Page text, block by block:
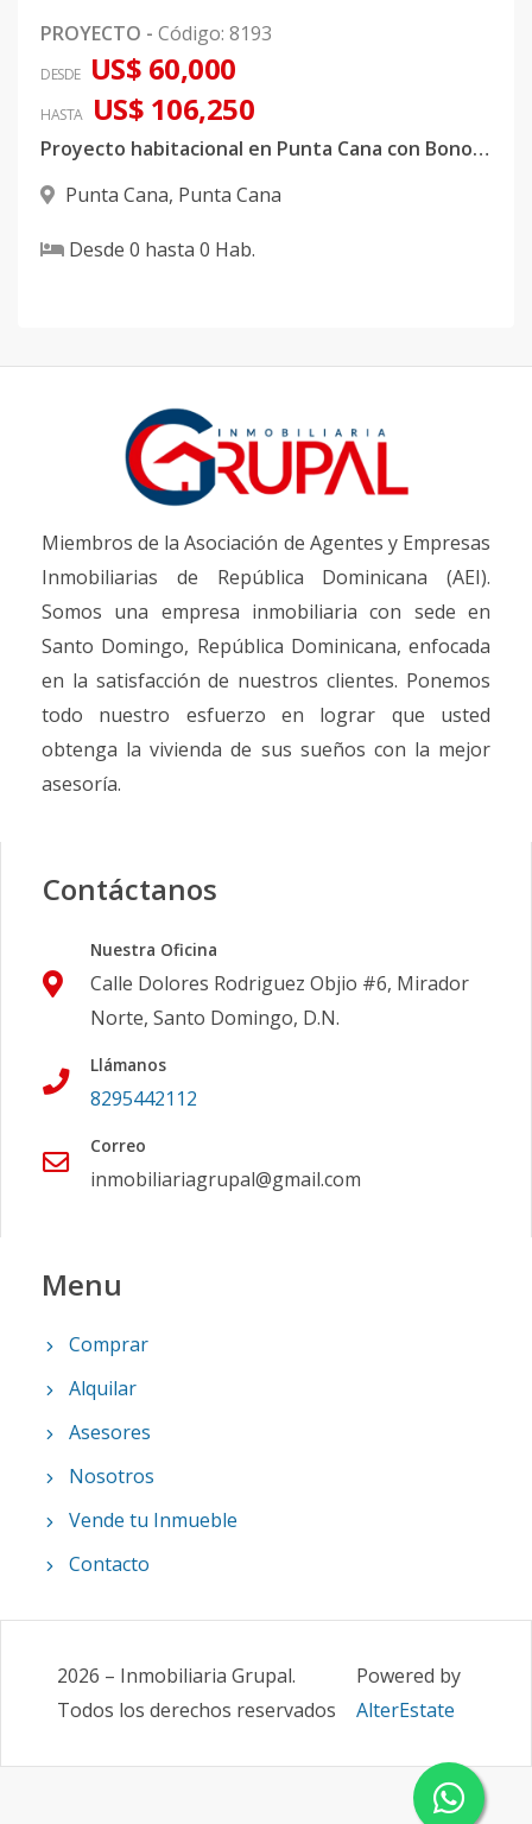
PROYECTO - Código: 8193
DESDE US$ 60,000
HASTA US$ 106,250
Proyecto habitacional en Punta Cana con Bono Vivienda
Punta Cana, Punta Cana
Desde 0 hasta 0 Hab.
Miembros de la Asociación de Agentes y Empresas
Inmobiliarias de República Dominicana (AEI).
Somos una empresa inmobiliaria con sede en
Santo Domingo, República Dominicana, enfocada
en la satisfacción de nuestros clientes. Ponemos
todo nuestro esfuerzo en lograr que usted
obtenga la vivienda de sus sueños con la mejor
asesoría.
Contáctanos
Nuestra Oficina
Calle Dolores Rodriguez Objio #6, Mirador
Norte, Santo Domingo, D.N.
Llámanos
8295442112
Correo
inmobiliariagrupal@gmail.com
Menu
Comprar
Alquilar
Asesores
Nosotros
Vende tu Inmueble
Contacto
2026 – Inmobiliaria Grupal.
Todos los derechos reservados
Powered by
AlterEstate